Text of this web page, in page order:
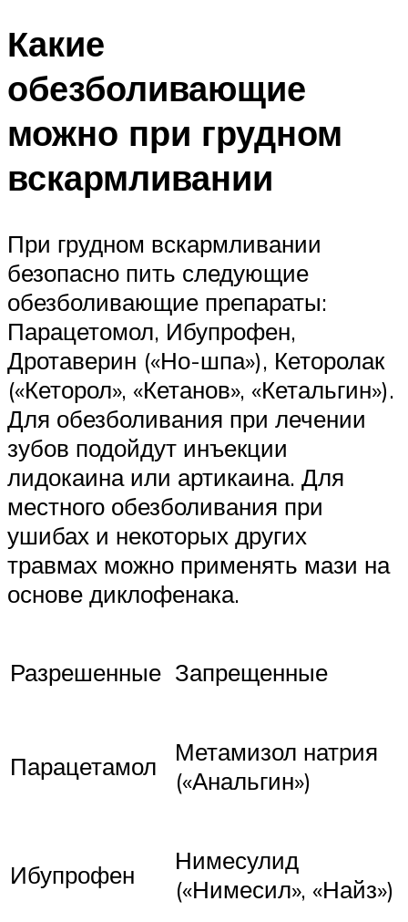
Какие
обезболивающие
можно при грудном
вскармливании
При грудном вскармливании
безопасно пить следующие
обезболивающие препараты:
Парацетомол, Ибупрофен,
Дротаверин («Но-шпа»), Кеторолак
(«Кеторол», «Кетанов», «Кетальгин»).
Для обезболивания при лечении
зубов подойдут инъекции
лидокаина или артикаина. Для
местного обезболивания при
ушибах и некоторых других
травмах можно применять мази на
основе диклофенака.
Разрешенные Запрещенные
Парацетамол
Метамизол натрия
(«Анальгин»)
Ибупрофен
Нимесулид
(«Нимесил», «Найз»)